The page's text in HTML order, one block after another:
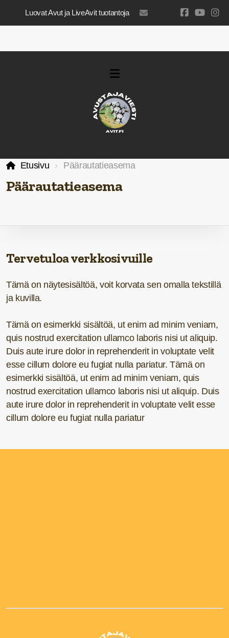
Luovat Avut ja LiveAvit tuotantoja luovatavut@gmail.com
Etusivu Päärautatieasema
Päärautatieasema
Tervetuloa verkkosivuille
Tämä on näytesisältöä, voit korvata sen omalla tekstillä
ja kuvilla.
Tämä on esimerkki sisältöä, ut enim ad minim veniam,
quis nostrud exercitation ullamco laboris nisi ut aliquip.
Duis aute irure dolor in reprehenderit in voluptate velit
esse cillum dolore eu fugiat nulla pariatur. Tämä on
esimerkki sisältöä, ut enim ad minim veniam, quis
nostrud exercitation ullamco laboris nisi ut aliquip. Duis
aute irure dolor in reprehenderit in voluptate velit esse
cillum dolore eu fugiat nulla pariatur